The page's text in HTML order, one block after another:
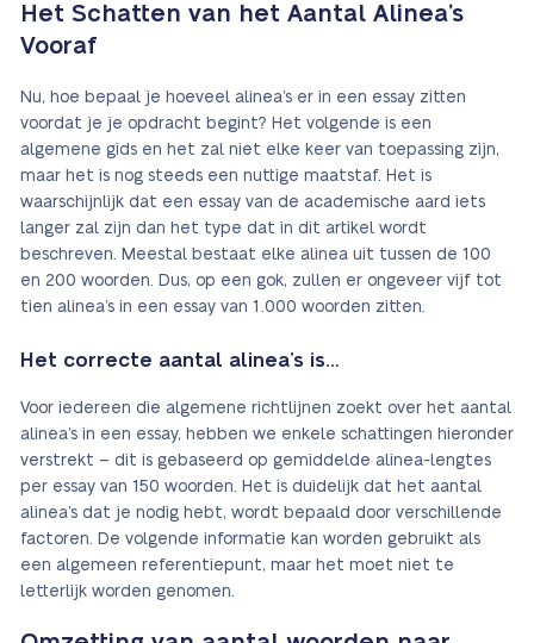
Het Schatten van het Aantal Alinea’s
Vooraf
Nu, hoe bepaal je hoeveel alinea’s er in een essay zitten
voordat je je opdracht begint? Het volgende is een
algemene gids en het zal niet elke keer van toepassing zijn,
maar het is nog steeds een nuttige maatstaf. Het is
waarschijnlijk dat een essay van de academische aard iets
langer zal zijn dan het type dat in dit artikel wordt
beschreven. Meestal bestaat elke alinea uit tussen de 100
en 200 woorden. Dus, op een gok, zullen er ongeveer vijf tot
tien alinea’s in een essay van 1.000 woorden zitten.
Het correcte aantal alinea’s is…
Voor iedereen die algemene richtlijnen zoekt over het aantal
alinea’s in een essay, hebben we enkele schattingen hieronder
verstrekt – dit is gebaseerd op gemiddelde alinea-lengtes
per essay van 150 woorden. Het is duidelijk dat het aantal
alinea’s dat je nodig hebt, wordt bepaald door verschillende
factoren. De volgende informatie kan worden gebruikt als
een algemeen referentiepunt, maar het moet niet te
letterlijk worden genomen.